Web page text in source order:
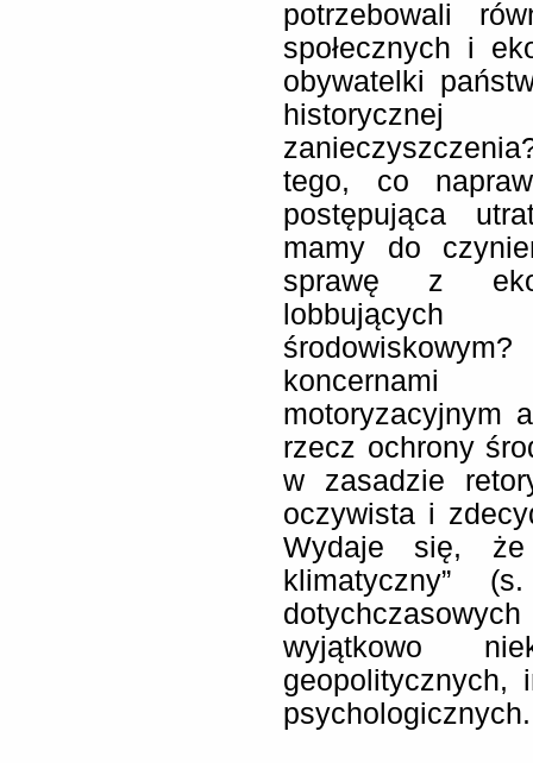
potrzebowali
społecznych i
obywatelki
tego, co
postępująca
mamy do
sprawę z
koncernami
motoryzacyjnym
rzecz ochrony
w zasadzie
oczywista i
Wydaje się, że
klimatyczny”
wyjątkowo
geopolitycznych,
psychologicznych.